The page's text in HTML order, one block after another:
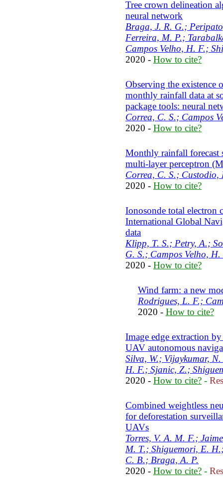
Tree crown delineation
neural network
Braga, J. R. G.;
Ferreira, M. P.;
Campos Velho, H. F.;
2020 - How to cite?
Observing the
monthly rainfall data at
package tools: neural
Correa, C. S.; Campos
2020 - How to cite?
Monthly rainfall forecast
multi-layer perceptron
Correa, C. S.;
2020 - How to cite?
Ionosonde total electron
International Global
data
Klipp, T. S.; Petry, A.;
G. S.; Campos Velho, H.
2020 - How to cite?
Wind farm: a new
Rodrigues, L. F.;
2020 - How to cite?
Image edge extraction
UAV autonomous
Silva, W.; Vijaykumar,
H. F.; Sjanic, Z.;
2020 - How to cite? -
Combined weightless
for deforestation
UAVs
Torres, V. A. M. F.;
M. T.; Shiguemori, E.
C. B.; Braga, A. P.
2020 - How to cite? -